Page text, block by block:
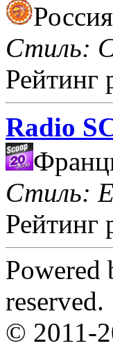
Стиль:
Рейтинг
Radio
Стиль:
Рейтинг
reserved.
© 2011-